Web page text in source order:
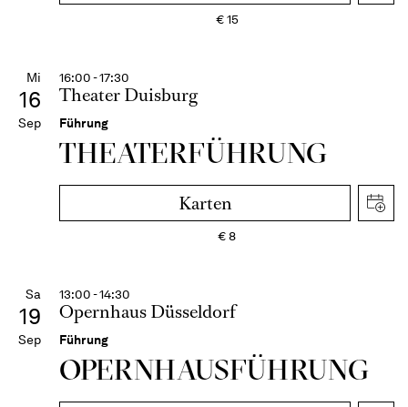
€15
Mi
16
Sep
16:00 - 17:30
Theater Duisburg
Führung
THEATER­FÜHR­UNG
Karten
€8
Sa
19
Sep
13:00 - 14:30
Opernhaus Düsseldorf
Führung
OPERN­HAUS­FÜH­RUNG